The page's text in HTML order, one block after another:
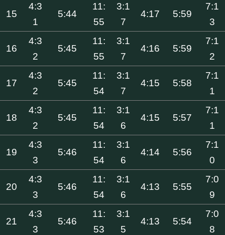
15
4:3
1
5:44
11:
55
3:1
7
4:17 5:59
7:1
3
16
4:3
2
5:45
11:
55
3:1
7
4:16 5:59
7:1
2
17
4:3
2
5:45
11:
54
3:1
7
4:15 5:58
7:1
1
18
4:3
2
5:45
11:
54
3:1
6
4:15 5:57
7:1
1
19
4:3
3
5:46
11:
54
3:1
6
4:14 5:56
7:1
0
20
4:3
3
5:46
11:
54
3:1
6
4:13 5:55
7:0
9
21
4:3
3
5:46
11:
53
3:1
5
4:13 5:54
7:0
8